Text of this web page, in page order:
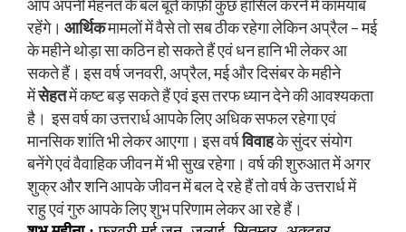
आप अपनी मेहनत के बल बूते काफ़ी कुछ हासिल करने में कामयाब
रहेंगे। आर्थिकमामलों में वैसे तो सब ठीक रहेगा लेकिन अप्रैल – मई
के महीने थोड़ा सा कठिन हो सकते हैं एवं धन हानि भी लेकर आ
सकते हैं। इस वर्ष जनवरी, अप्रैल, मई और दिसंबर के महीने
मेंसेहतमें कष्ट बड़ सकते हैं एवं इस तरफ ध्यान देने की आवश्यकता
है। इस वर्ष का उत्तरार्ध आपके लिए अधिक सफल रहेगा एवं
मानसिक शांति भी लेकर आएगा। इस वर्षविवाहके सुंदर संयोग
बनेंगे एवं वैवाहिक जीवन में भी सुख रहेगा। वर्ष की शुरुआत में अगर
शुक्र और शनि आपके जीवन में बल दे रहे हैं तो वर्ष के उत्तरार्ध में
राहु एवं गुरु आपके लिए शुभ परिणाम लेकर आ रहे हैं।